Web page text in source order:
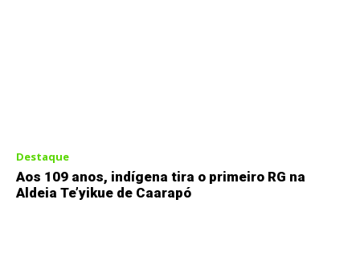
Destaque
Aos 109 anos, indígena tira o primeiro RG na
Aldeia Te’yikue de Caarapó